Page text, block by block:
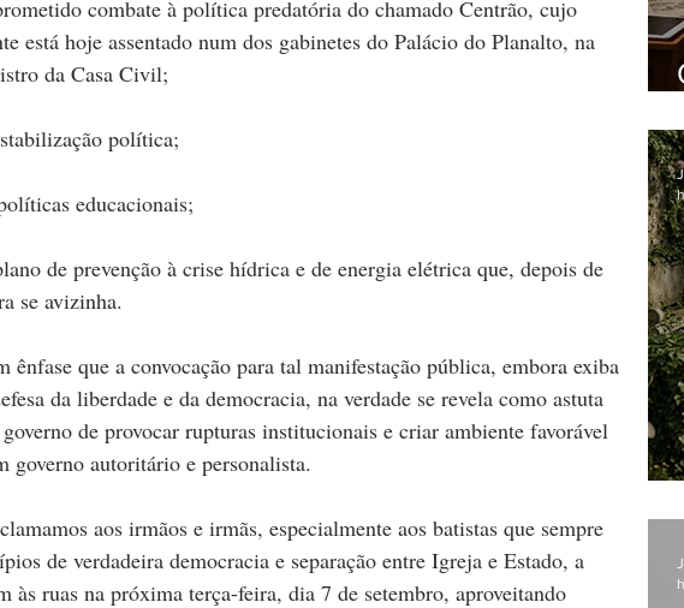
combate à política predatória do chamado Centrão, cujo
está hoje assentado num dos gabinetes do Palácio do Planalto, na
da Casa Civil;
política;
educacionais;
de prevenção à crise hídrica e de energia elétrica que, depois de
se avizinha.
ênfase que a convocação para tal manifestação pública, embora exiba
da liberdade e da democracia, na verdade se revela como astuta
de provocar rupturas institucionais e criar ambiente favorável
governo autoritário e personalista.
aos irmãos e irmãs, especialmente aos batistas que sempre
de verdadeira democracia e separação entre Igreja e Estado, a
às ruas na próxima terça-feira, dia 7 de setembro, aproveitando